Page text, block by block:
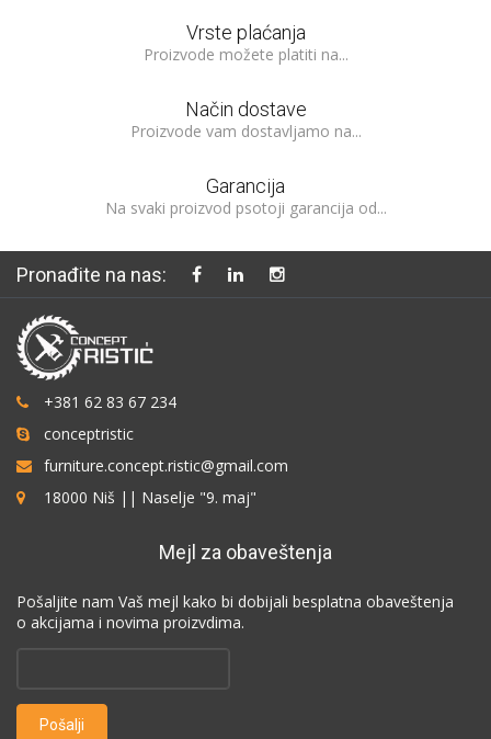
Vrste plaćanja
Proizvode možete platiti na...
Način dostave
Proizvode vam dostavljamo na...
Garancija
Na svaki proizvod psotoji garancija od...
Pronađite na nas:
+381 62 83 67 234
conceptristic
furniture.concept.ristic@gmail.com
18000 Niš || Naselje "9. maj"
Mejl za obaveštenja
Pošaljite nam Vaš mejl kako bi dobijali besplatna obaveštenja
o akcijama i novima proizvdima.